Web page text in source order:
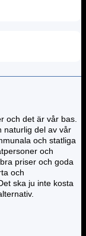
och det är vår bas.
naturlig del av vår
och statliga
och
priser och goda
och
ska ju inte kosta